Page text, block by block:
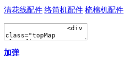
清花线配件 络筒机配件 梳棉机配件
加弹